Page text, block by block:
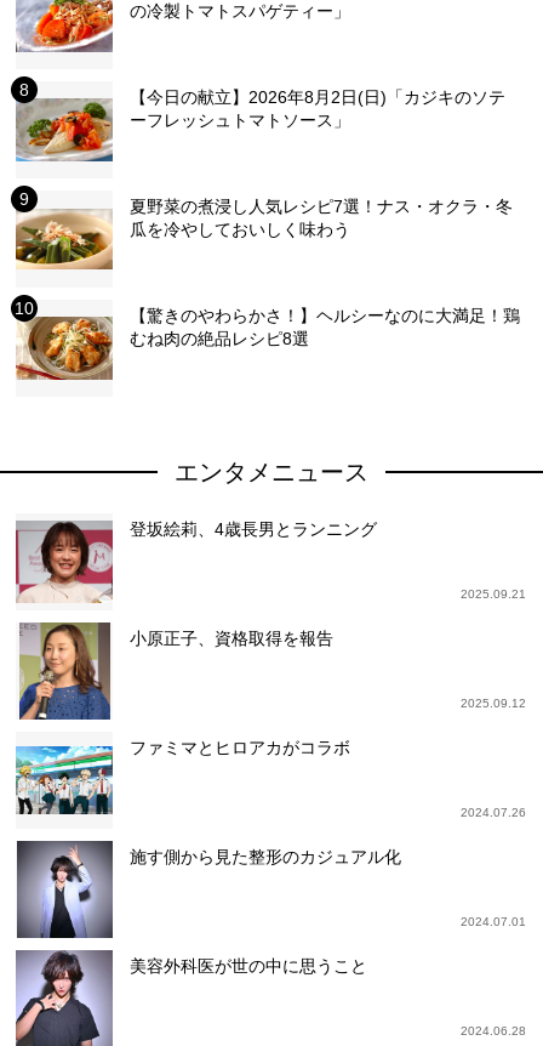
の冷製トマトスパゲティー」
【今日の献立】2026年8月2日(日)「カジキのソテ
ーフレッシュトマトソース」
夏野菜の煮浸し人気レシピ7選！ナス・オクラ・冬
瓜を冷やしておいしく味わう
【驚きのやわらかさ！】ヘルシーなのに大満足！鶏
むね肉の絶品レシピ8選
エンタメニュース
登坂絵莉、4歳長男とランニング
2025.09.21
小原正子、資格取得を報告
2025.09.12
ファミマとヒロアカがコラボ
2024.07.26
施す側から見た整形のカジュアル化
2024.07.01
美容外科医が世の中に思うこと
2024.06.28